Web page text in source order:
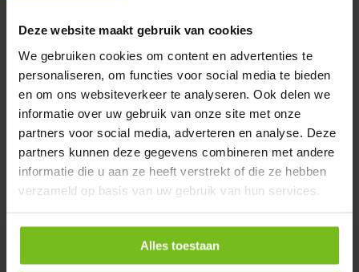
Deze website maakt gebruik van cookies
We gebruiken cookies om content en advertenties te
personaliseren, om functies voor social media te bieden
en om ons websiteverkeer te analyseren. Ook delen we
informatie over uw gebruik van onze site met onze
partners voor social media, adverteren en analyse. Deze
partners kunnen deze gegevens combineren met andere
informatie die u aan ze heeft verstrekt of die ze hebben
verzameld op basis van uw gebruik van hun services.
Alles toestaan
Spécifications
Évaluations
Partager